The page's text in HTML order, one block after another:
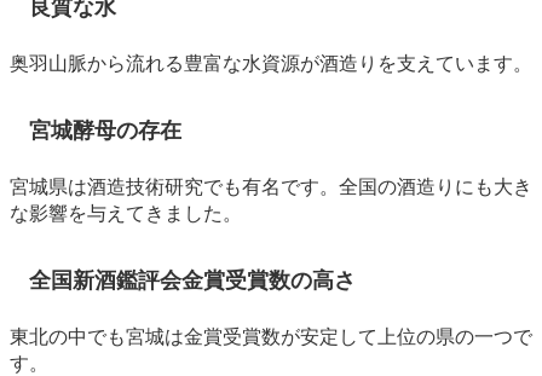
良質な水
奥羽山脈から流れる豊富な水資源が酒造りを支えています。
宮城酵母の存在
宮城県は酒造技術研究でも有名です。全国の酒造りにも大き
な影響を与えてきました。
全国新酒鑑評会金賞受賞数の高さ
東北の中でも宮城は金賞受賞数が安定して上位の県の一つで
す。